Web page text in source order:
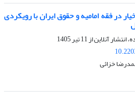
در فقه امامیه و حقوق ایران با رویکردی
انتشار آنلاین از11 تیر 1405
خزائی